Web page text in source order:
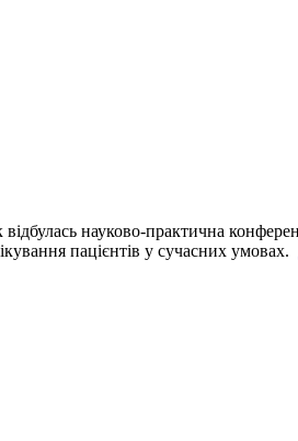
науково-практична
пацієнтів у сучасних умовах.